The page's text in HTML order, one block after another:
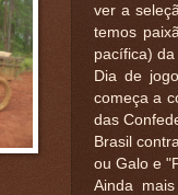
ver a
temos
pacífica)
Dia de
começa a
das
Brasil
ou Galo e
Ainda